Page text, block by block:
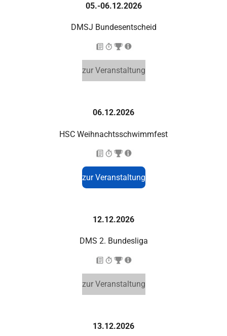
05.-06.12.2026
DMSJ Bundesentscheid
zur Veranstaltung
06.12.2026
HSC Weihnachtsschwimmfest
zur Veranstaltung
12.12.2026
DMS 2. Bundesliga
zur Veranstaltung
13.12.2026